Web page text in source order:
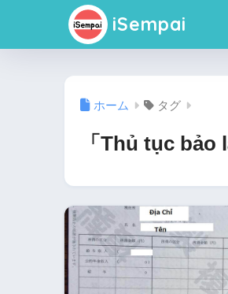
iSempai
ホーム タグ
「Thủ tục bảo